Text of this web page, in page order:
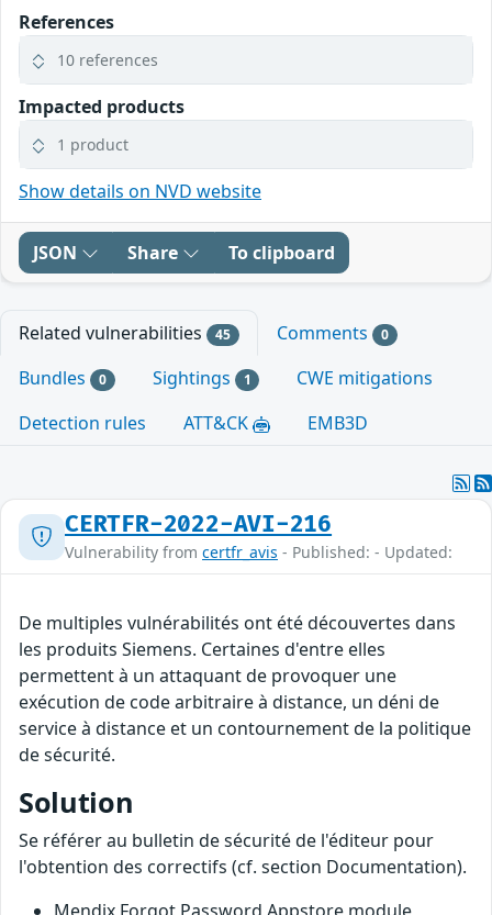
References
10 references
Impacted products
1 product
Show details on NVD website
JSON Share To clipboard
Related vulnerabilities 45 Comments 0
Bundles 0 Sightings 1
CWE mitigations
Detection rules
ATT&CK EMB3D
CERTFR-2022-AVI-216
Vulnerability from certfr_avis - Published: - Updated:
De multiples vulnérabilités ont été découvertes dans
les produits Siemens. Certaines d'entre elles
permettent à un attaquant de provoquer une
exécution de code arbitraire à distance, un déni de
service à distance et un contournement de la politique
de sécurité.
Solution
Se référer au bulletin de sécurité de l'éditeur pour
l'obtention des correctifs (cf. section Documentation).